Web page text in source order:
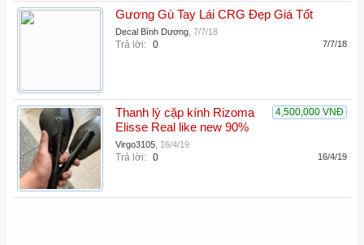
Gương Gù Tay Lái CRG Đẹp Giá Tốt
Decal Bình Dương 7/7/18
Trả lời: 0 7/7/18
4,500,000 VNĐ
Thanh lý cặp kính Rizoma
Elisse Real like new 90%
Virgo3105 16/4/19
Trả lời: 0 16/4/19